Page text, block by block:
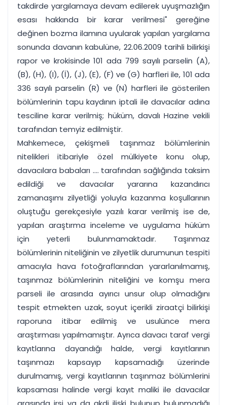
takdirde yargılamaya devam edilerek uyuşmazlığın
esası hakkında bir karar verilmesi" gereğine
değinen bozma ilamına uyularak yapılan yargılama
sonunda davanın kabulüne, 22.06.2009 tarihli bilirkişi
rapor ve krokisinde 101 ada 799 sayılı parselin (A),
(B), (H), (I), (İ), (J), (E), (F) ve (G) harfleri ile, 101 ada
336 sayılı parselin (R) ve (N) harfleri ile gösterilen
bölümlerinin tapu kaydının iptali ile davacılar adına
tesciline karar verilmiş; hüküm, davalı Hazine vekili
tarafından temyiz edilmiştir.
Mahkemece, çekişmeli taşınmaz bölümlerinin
nitelikleri itibariyle özel mülkiyete konu olup,
davacılara babaları .... tarafından sağlığında taksim
edildiği ve davacılar yararına kazandırıcı
zamanaşımı zilyetliği yoluyla kazanma koşullarının
oluştuğu gerekçesiyle yazılı karar verilmiş ise de,
yapılan araştırma inceleme ve uygulama hüküm
için yeterli bulunmamaktadır. Taşınmaz
bölümlerinin niteliğinin ve zilyetlik durumunun tespiti
amacıyla hava fotoğraflarından yararlanılmamış,
taşınmaz bölümlerinin niteliğini ve komşu mera
parseli ile arasında ayırıcı unsur olup olmadığını
tespit etmekten uzak, soyut içerikli ziraatçi bilirkişi
raporuna itibar edilmiş ve usulünce mera
araştırması yapılmamıştır. Ayrıca davacı taraf vergi
kayıtlarına dayandığı halde, vergi kayıtlarının
taşınmazı kapsayıp kapsamadığı üzerinde
durulmamış, vergi kayıtlarının taşınmaz bölümlerini
kapsaması halinde vergi kayıt maliki ile davacılar